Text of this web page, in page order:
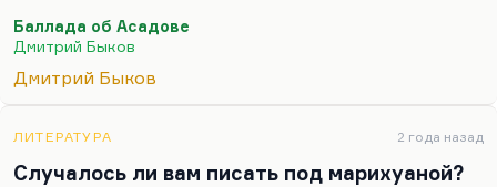
для советского нижнего этажа среднего класса.
Этим людям нужна своя поэзия. Это поэтическая
поп-культура, не лишенная ни морали, ни
находок. Безусловно, это важный человек.
Понимаете, в Советском Союзе была довольно
Баллада об Асадове
Дмитрий Быков
Дмитрий Быков
ЛИТЕРАТУРА 2 года назад
Случалось ли вам писать под марихуаной?